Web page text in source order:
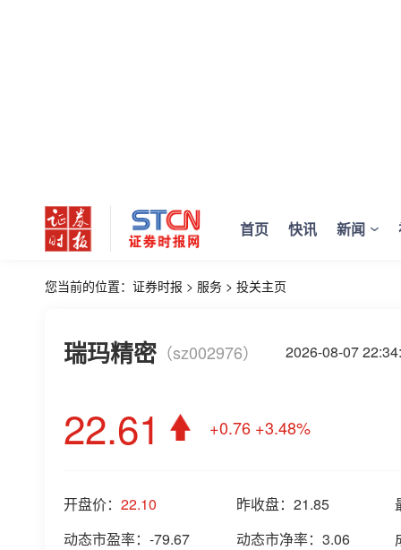
首页 快讯 新闻
您当前的位置： 证券时报 > 服务 > 投关主页
瑞玛精密 （sz002976） 2026-08-07
22.61 +0.76 +3.48%
开盘价： 22.10 昨收盘： 21.85
动态市盈率： -79.67 动态市净率： 3.06